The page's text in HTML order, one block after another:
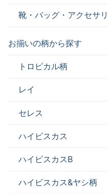
靴・バッグ・アクセサリ
お揃いの柄から探す
トロピカル柄
レイ
セレス
ハイビスカス
ハイビスカスB
ハイビスカス&ヤシ柄